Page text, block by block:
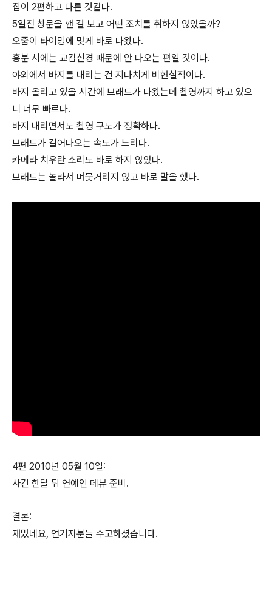
집이 2편하고 다른 것같다.
5일전 창문을 깬 걸 보고 어떤 조치를 취하지 않았을까?
오줌이 타이밍에 맞게 바로 나왔다.
흥분 시에는 교감신경 때문에 안 나오는 편일 것이다.
야외에서 바지를 내리는 건 지나치게 비현실적이다.
바지 올리고 있을 시간에 브래드가 나왔는데 촬영까지 하고 있으
니 너무 빠르다.
바지 내리면서도 촬영 구도가 정확하다.
브래드가 걸어나오는 속도가 느리다.
카메라 치우란 소리도 바로 하지 않았다.
브래드는 놀라서 머뭇거리지 않고 바로 말을 했다.
4편 2010년 05월 10일:
사건 한달 뒤 연예인 데뷰 준비.
결론:
재밌네요, 연기자분들 수고하셨습니다.